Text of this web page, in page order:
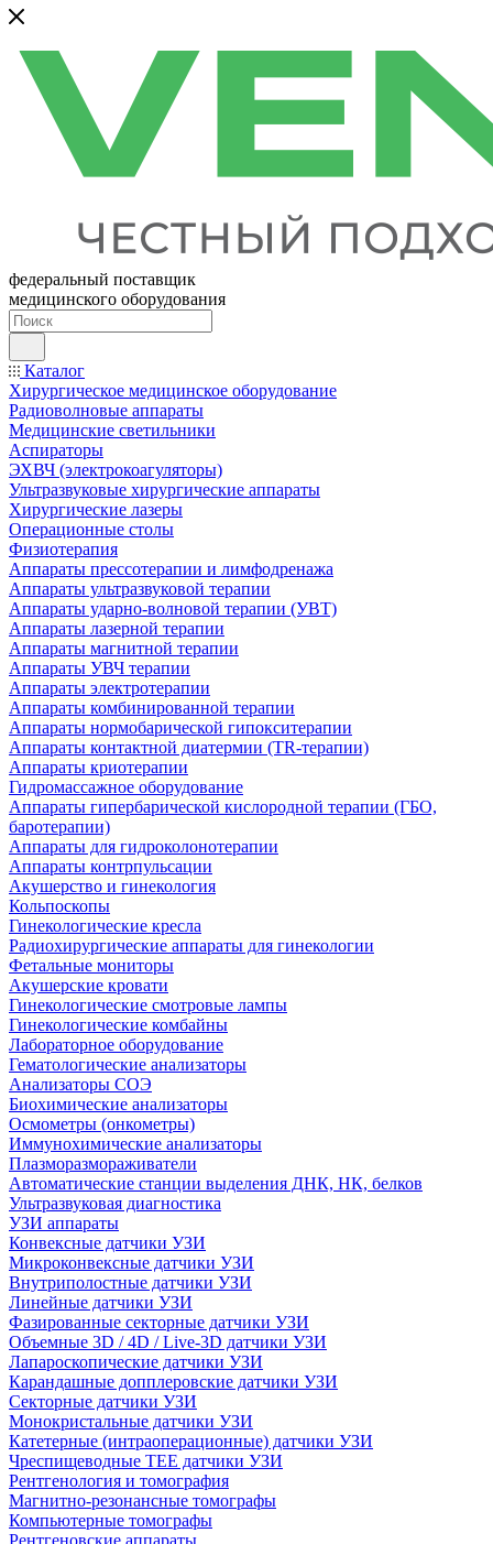
федеральный поставщик
медицинского оборудования
Каталог
Хирургическое медицинское оборудование
Радиоволновые аппараты
Медицинские светильники
Аспираторы
ЭХВЧ (электрокоагуляторы)
Ультразвуковые хирургические аппараты
Хирургические лазеры
Операционные столы
Физиотерапия
Аппараты прессотерапии и лимфодренажа
Аппараты ультразвуковой терапии
Аппараты ударно-волновой терапии (УВТ)
Аппараты лазерной терапии
Аппараты магнитной терапии
Аппараты УВЧ терапии
Аппараты электротерапии
Аппараты комбинированной терапии
Аппараты нормобарической гипокситерапии
Аппараты контактной диатермии (TR-терапии)
Аппараты криотерапии
Гидромассажное оборудование
Аппараты гипербарической кислородной терапии (ГБО,
баротерапии)
Аппараты для гидроколонотерапии
Аппараты контрпульсации
Акушерство и гинекология
Кольпоскопы
Гинекологические кресла
Радиохирургические аппараты для гинекологии
Фетальные мониторы
Акушерские кровати
Гинекологические смотровые лампы
Гинекологические комбайны
Лабораторное оборудование
Гематологические анализаторы
Анализаторы СОЭ
Биохимические анализаторы
Осмометры (онкометры)
Иммунохимические анализаторы
Плазморазмораживатели
Автоматические станции выделения ДНК, НК, белков
Ультразвуковая диагностика
УЗИ аппараты
Конвексные датчики УЗИ
Микроконвексные датчики УЗИ
Внутриполостные датчики УЗИ
Линейные датчики УЗИ
Фазированные секторные датчики УЗИ
Объемные 3D / 4D / Live-3D датчики УЗИ
Лапароскопические датчики УЗИ
Карандашные допплеровские датчики УЗИ
Секторные датчики УЗИ
Монокристальные датчики УЗИ
Катетерные (интраоперационные) датчики УЗИ
Чреспищеводные TEE датчики УЗИ
Рентгенология и томография
Магнитно-резонансные томографы
Компьютерные томографы
Рентгеновские аппараты